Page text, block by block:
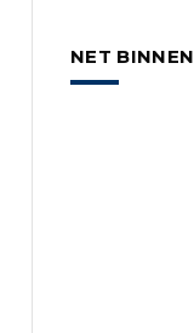
NET BINNEN